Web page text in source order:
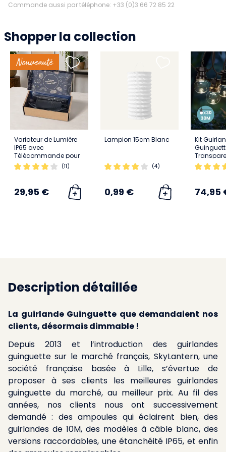
Commande aussi par téléphone: +33 (0)3 66 72 85 22
Shopper la collection
Variateur de Lumière
IP65 avec
Télécommande pour
Ampoules Led
Dimmables
(11)
29,95 €
Nouveauté
Lampion 15cm Blanc
(4)
0,99 €
Kit
74,95
Description détaillée
La guirlande Guinguette que demandaient nos
clients, désormais dimmable !
Depuis 2013 et l’introduction des guirlandes
guinguette sur le marché français, SkyLantern, une
société française basée à Lille, s’évertue de
proposer à ses clients les meilleures guirlandes
guinguette du marché, au meilleur prix. Au fil des
années, nos clients nous ont successivement
demandé : des ampoules qui éclairent bien, des
guirlandes de 10M, des modèles à câble blanc, des
versions raccordables, une étanchéité IP65, et enfin